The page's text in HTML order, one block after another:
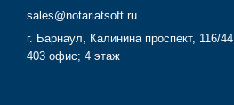
sales@notariatsoft.ru
г. Барнаул , Калинина проспект, 116/44
403 офис; 4 этаж